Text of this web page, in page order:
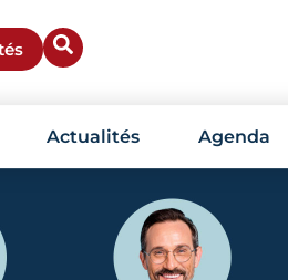
Actualités Agenda